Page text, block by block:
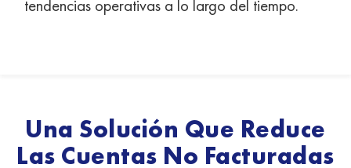
tendencias operativas a lo largo del tiempo.
Una Solución Que Reduce
Las Cuentas No Facturadas